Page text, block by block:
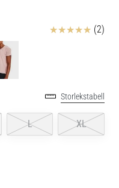
Recensioner (2)
Storlekstabell
L XL